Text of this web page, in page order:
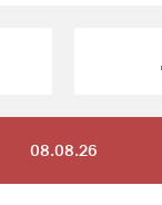
08.08.26